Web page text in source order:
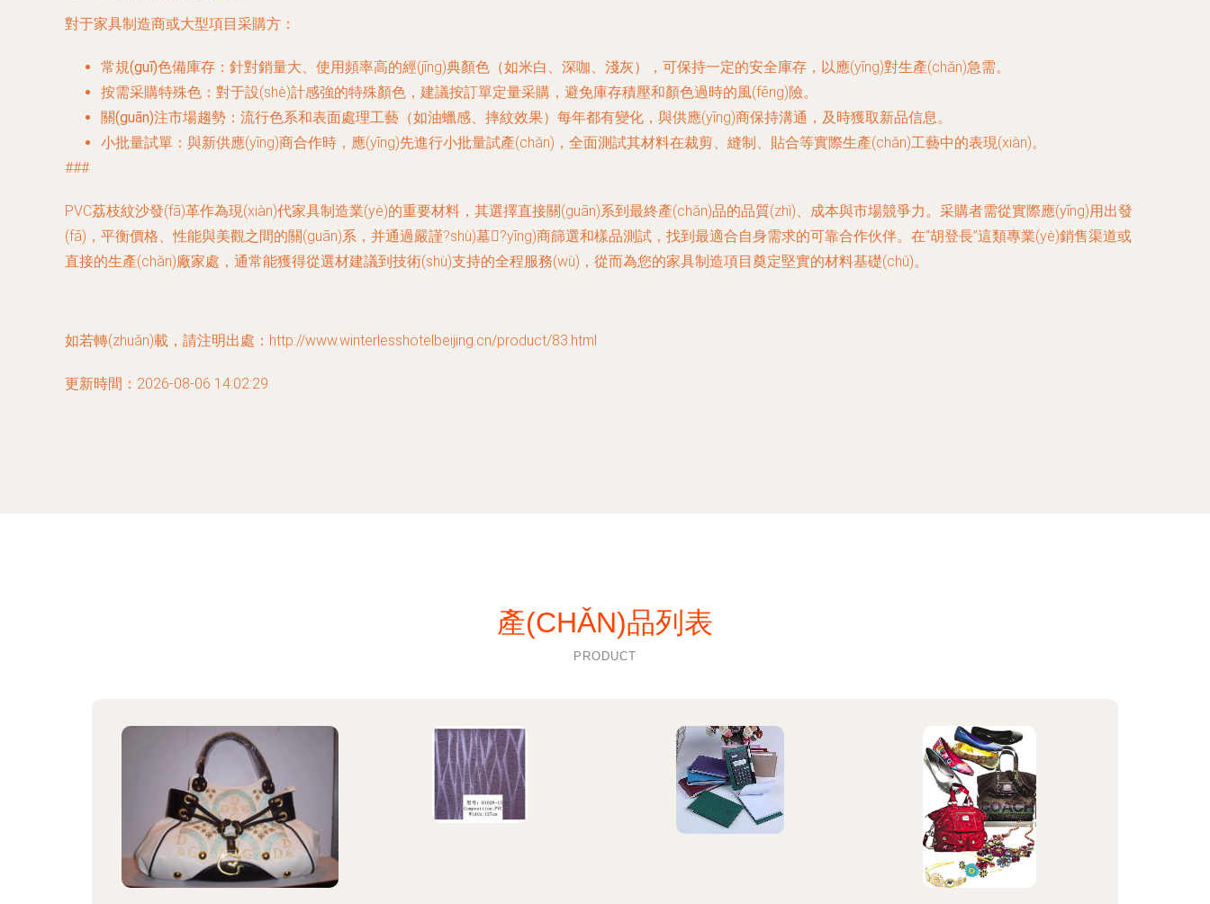
對于家具制造商或大型項目采購方：
常規(guī)色備庫存 ：針對銷量大、使用頻率高的經(jīng)典顏色（如米白、深咖、淺灰），可保持一定的安全庫存，以應(yīng)對生產(chǎn)急需。
按需采購特殊色 ：對于設(shè)計感強的特殊顏色，建議按訂單定量采購，避免庫存積壓和顏色過時的風(fēng)險。
關(guān)注市場趨勢 ：流行色系和表面處理工藝（如油蠟感、摔紋效果）每年都有變化，與供應(yīng)商保持溝通，及時獲取新品信息。
小批量試單 ：與新供應(yīng)商合作時，應(yīng)先進行小批量試產(chǎn)，全面測試其材料在裁剪、縫制、貼合等實際生產(chǎn)工藝中的表現(xiàn)。
###
PVC荔枝紋沙發(fā)革作為現(xiàn)代家具制造業(yè)的重要材料，其選擇直接關(guān)系到最終產(chǎn)品的品質(zhì)、成本與市場競爭力。采購者需從實際應(yīng)用出發
(fā)，平衡價格、性能與美觀之間的關(guān)系，并通過嚴謹?shù)墓?yīng)商篩選和樣品測試，找到最適合自身需求的可靠合作伙伴。在“胡登長”這類專業(yè)銷售渠道或
直接的生產(chǎn)廠家處，通常能獲得從選材建議到技術(shù)支持的全程服務(wù)，從而為您的家具制造項目奠定堅實的材料基礎(chǔ)。
如若轉(zhuǎn)載，請注明出處：http://www.winterlesshotelbeijing.cn/product/83.html
更新時間：2026-08-06 14:02:29
產(CHǍN)品列表
PRODUCT